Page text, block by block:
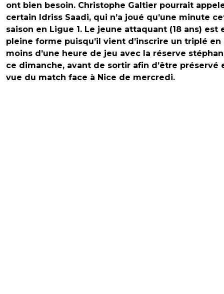
ont bien besoin. Christophe Galtier pourrait
certain Idriss Saadi, qui n’a joué qu’une minute
saison en Ligue 1. Le jeune attaquant (18 ans) est
pleine forme puisqu’il vient d’inscrire un triplé en
moins d’une heure de jeu avec la réserve
ce dimanche, avant de sortir afin d’être préservé
vue du match face à Nice de mercredi.